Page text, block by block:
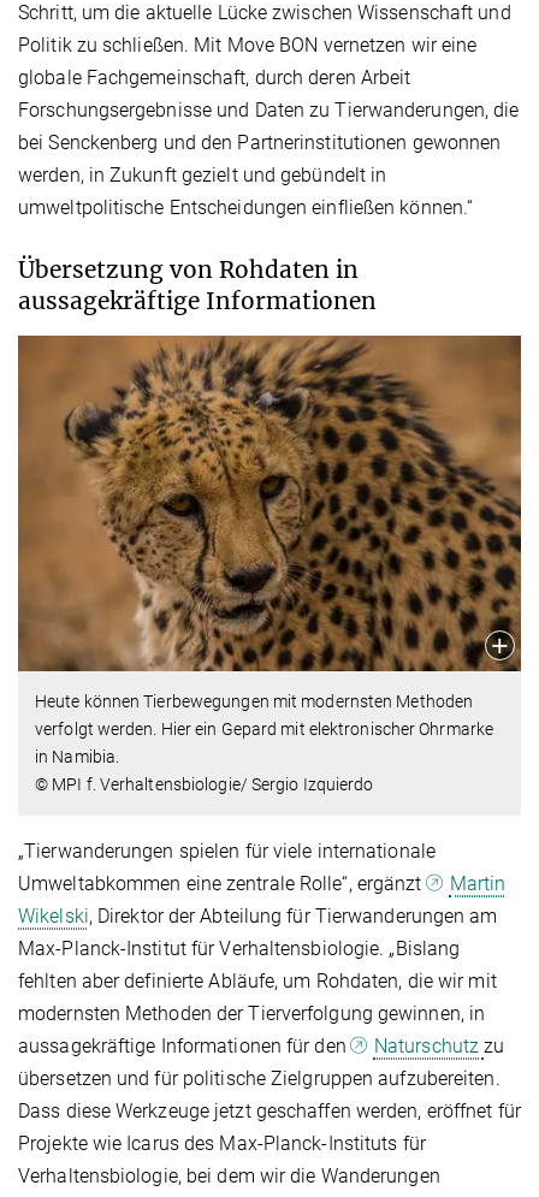
Schritt, um die aktuelle Lücke zwischen Wissenschaft und
Politik zu schließen. Mit Move BON vernetzen wir eine
globale Fachgemeinschaft, durch deren Arbeit
Forschungsergebnisse und Daten zu Tierwanderungen, die
bei Senckenberg und den Partnerinstitutionen gewonnen
werden, in Zukunft gezielt und gebündelt in
umweltpolitische Entscheidungen einfließen können.“
Übersetzung von Rohdaten in
aussagekräftige Informationen
Heute können Tierbewegungen mit modernsten Methoden
verfolgt werden. Hier ein Gepard mit elektronischer Ohrmarke
in Namibia.
© MPI f. Verhaltensbiologie/ Sergio Izquierdo
„Tierwanderungen spielen für viele internationale
Umweltabkommen eine zentrale Rolle“, ergänzt
Martin
Wikelski, Direktor der Abteilung für Tierwanderungen am
Max-Planck-Institut für Verhaltensbiologie. „Bislang
fehlten aber definierte Abläufe, um Rohdaten, die wir mit
modernsten Methoden der Tierverfolgung gewinnen, in
aussagekräftige Informationen für den
Naturschutzzu
übersetzen und für politische Zielgruppen aufzubereiten.
Dass diese Werkzeuge jetzt geschaffen werden, eröffnet für
Projekte wie Icarus des Max-Planck-Instituts für
Verhaltensbiologie, bei dem wir die Wanderungen